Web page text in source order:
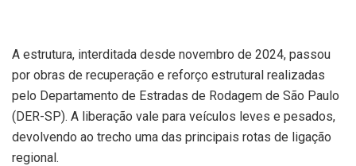
A estrutura, interditada desde novembro de 2024, passou
por obras de recuperação e reforço estrutural realizadas
pelo Departamento de Estradas de Rodagem de São Paulo
(DER-SP). A liberação vale para veículos leves e pesados,
devolvendo ao trecho uma das principais rotas de ligação
regional.